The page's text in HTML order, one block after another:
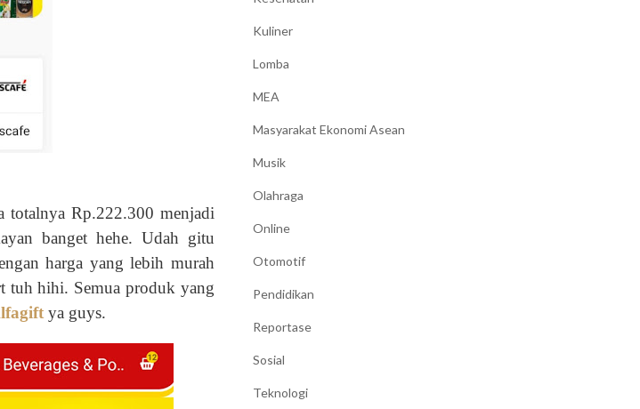
totalnya Rp.222.300 menjadi
banget hehe. Udah gitu
harga yang lebih murah
tuh hihi. Semua produk yang
ya guys.
Kuliner
Lomba
MEA
Masyarakat Ekonomi Asean
Musik
Olahraga
Online
Otomotif
Pendidikan
Reportase
Sosial
Teknologi